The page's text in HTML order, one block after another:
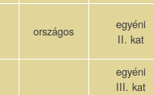
országos
egyéni
II. kat
egyéni
III. kat